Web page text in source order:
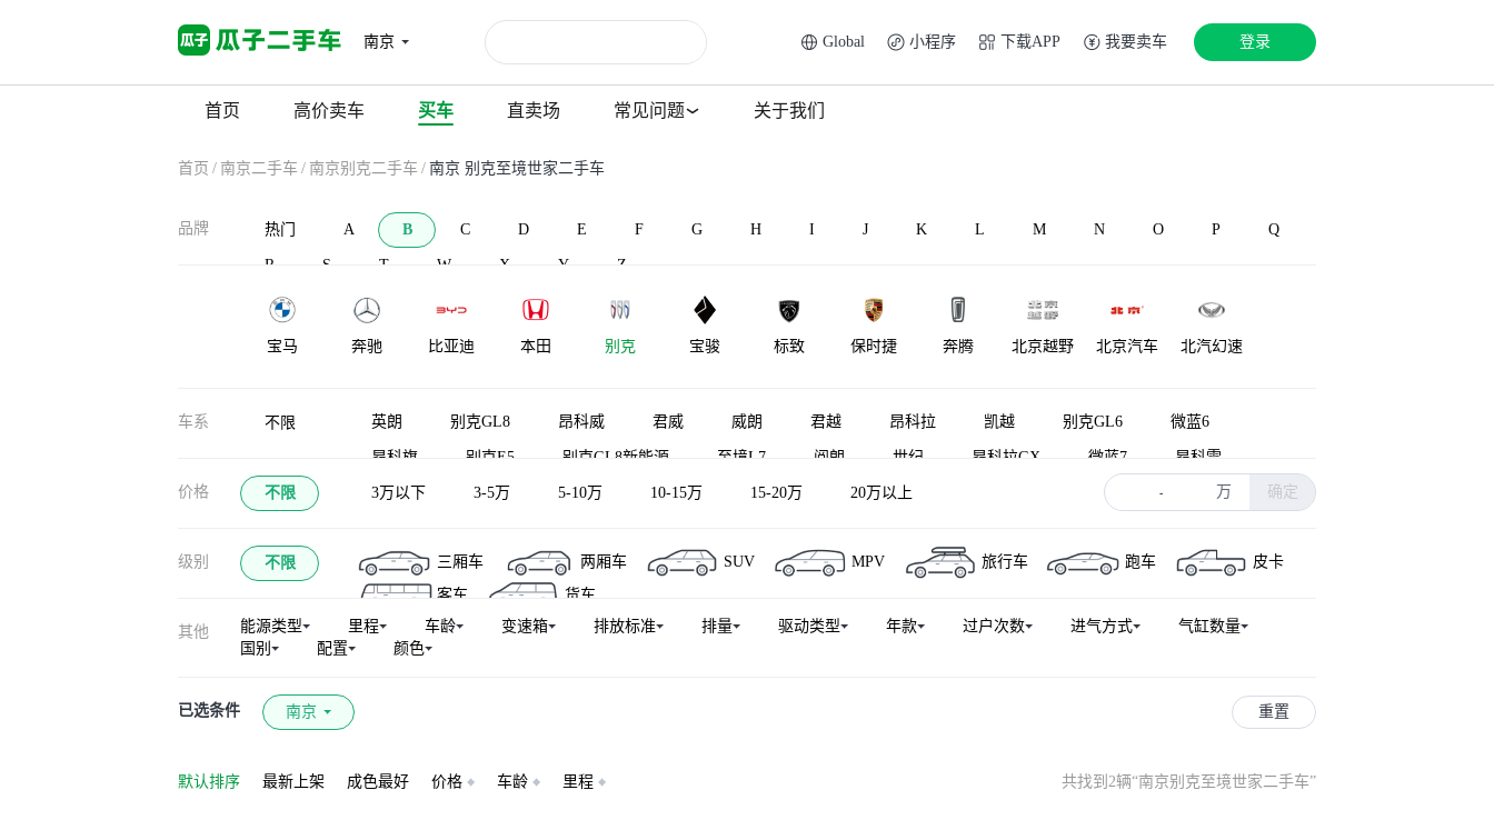
南京 Global 小程序 下载APP 我要卖车 登录
首页 高价卖车 买车 直卖场 常见问题 关于我们
首页 / 南京二手车 / 南京别克二手车 / 南京 别克至境世家二手车
品牌 热门 A B C D E F G H I J K L M N O P Q
R S T W X Y Z
宝马 奔驰 比亚迪 本田 别克 宝骏 标致 保时捷 奔腾 北京越野 北京汽车 北汽幻速
宝沃 北汽新能源 北汽威旺
BAW北汽制
造
北汽昌河 比速汽车 北汽瑞翔 百智新能源 博速 北汽雷驰
布加迪
车系 不限 英朗 别克GL8 昂科威 君威 威朗 君越 昂科拉 凯越 别克GL6 微蓝6
昂科旗 别克E5 别克GL8新能源 至境L7 阅朗 世纪 昂科拉GX 微蓝7 昂科雷
昂扬 别克至境世家 别克E4 别克至境E7 林荫大道 VELITE 5
价格 不限 3万以下 3-5万 5-10万 10-15万 15-20万 20万以上 - 万 确定
级别 不限 三厢车 两厢车 SUV MPV 旅行车 跑车
皮卡
客车
货车
其他 能源类型 里程 车龄 变速箱 排放标准 排量 驱动类型 年款 过户次数 进气方式
气缸数量
国别
配置 颜色
已选条件 南京 重置
默认排序 最新上架 成色最好 价格 车龄 里程 共找到2辆“南京别克至境世家二手车”